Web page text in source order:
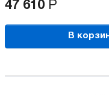
47 610 Р
В